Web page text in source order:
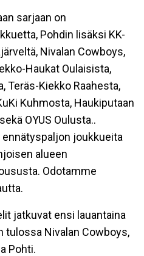
sarjaan on
Pohdin lisäksi KK-
Nivalan Cowboys,
Haukat Oulaisista,
Teräs-Kiekko Raahesta,
Kuhmosta, Haukiputaan
OYUS Oulusta..
joukkueita
alueen
Odotamme
jatkuvat ensi lauantaina
tulossa Nivalan Cowboys,
Pohti.